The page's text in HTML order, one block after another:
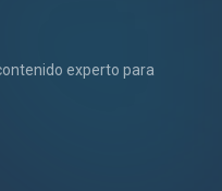
experto para